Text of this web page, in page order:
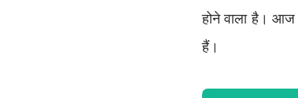
होने वाला है।
हैं।